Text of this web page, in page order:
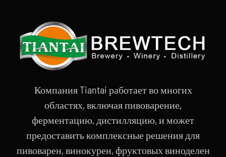
Компания Tiantai работает во многих
областях, включая пивоварение,
ферментацию, дистилляцию, и может
предоставить комплексные решения для
пивоварен, винокурен, фруктовых виноделен